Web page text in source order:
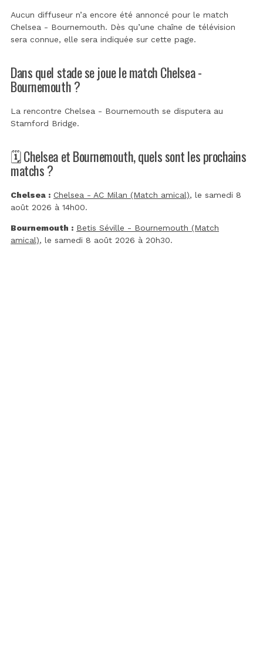
Aucun diffuseur n’a encore été annoncé pour le match
Chelsea - Bournemouth. Dès qu’une chaîne de télévision
sera connue, elle sera indiquée sur cette page.
Dans quel stade se joue le match Chelsea -
Bournemouth ?
La rencontre Chelsea - Bournemouth se disputera au
Stamford Bridge.
🗓️ Chelsea et Bournemouth, quels sont les prochains
matchs ?
Chelsea : Chelsea - AC Milan (Match amical), le samedi 8
août 2026 à 14h00.
Bournemouth : Betis Séville - Bournemouth (Match
amical), le samedi 8 août 2026 à 20h30.